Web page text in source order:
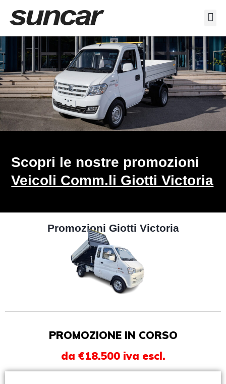
Scopri le nostre promozioni
Veicoli Comm.li Giotti Victoria
Promozioni Giotti Victoria
PROMOZIONE IN CORSO
da €18.500 iva escl.